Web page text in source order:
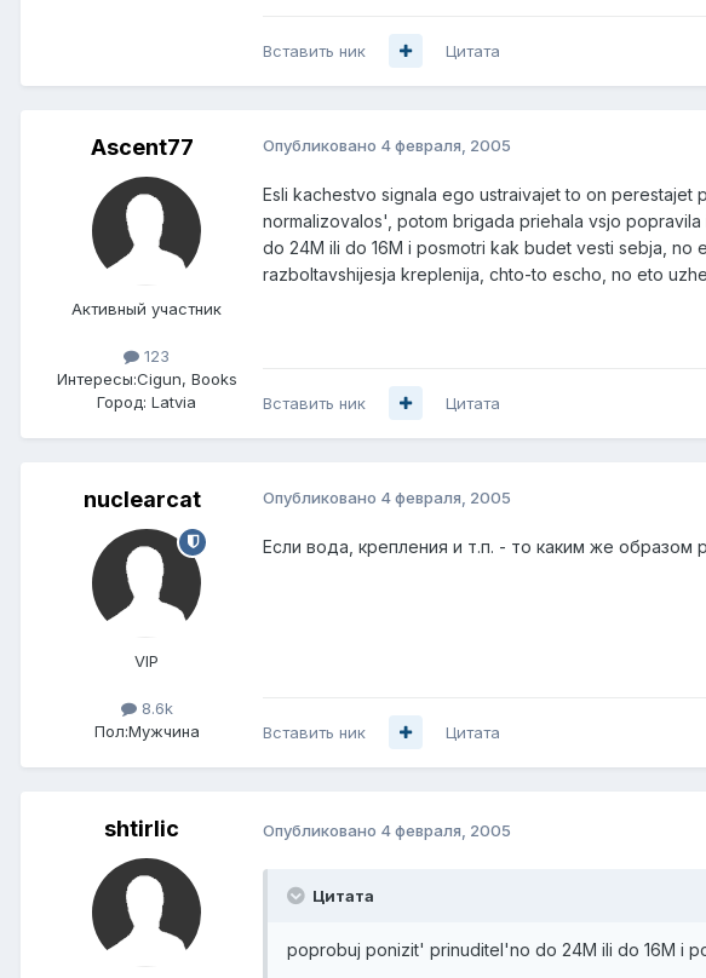
Вставить ник Цитата
Ascent77
Активный участник
123
Интересы:Cigun, Books
Город: Latvia
Опубликовано 4 февраля, 2005
Esli kachestvo signala ego ustraivajet to on perestajet
normalizovalos', potom brigada priehala vsjo
do 24M ili do 16M i posmotri kak budet vesti sebja,
razboltavshijesja kreplenija, chto-to escho, no eto
Вставить ник Цитата
nuclearcat
VIP
8.6k
Пол:Мужчина
Опубликовано 4 февраля, 2005
Если вода, крепления и т.п. - то каким же образом
Вставить ник Цитата
shtirlic Опубликовано 4 февраля, 2005
Цитата
poprobuj ponizit' prinuditel'no do 24M ili do 16M i